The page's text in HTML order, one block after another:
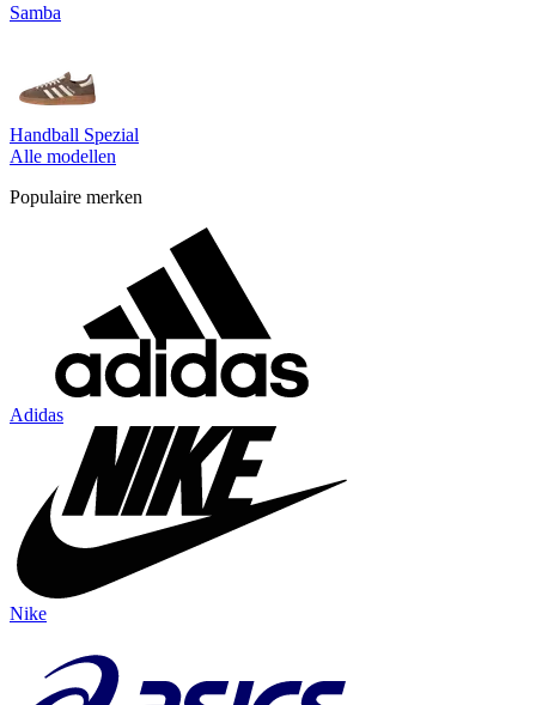
Samba
Handball Spezial
Alle modellen
Populaire merken
Adidas
Nike